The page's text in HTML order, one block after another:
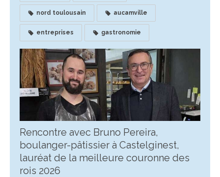
nord toulousain aucamville
entreprises gastronomie
Rencontre avec Bruno Pereira,
boulanger-pâtissier à Castelginest,
lauréat de la meilleure couronne des
rois 2026